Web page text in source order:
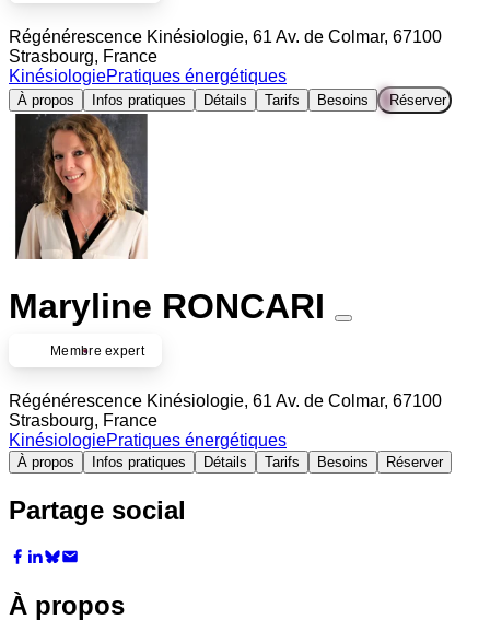
Régénérescence Kinésiologie, 61 Av. de Colmar, 67100
Strasbourg, France
KinésiologiePratiques énergétiques
À propos Infos pratiques Détails Tarifs Besoins Réserver
Maryline RONCARI
Membre expert
Régénérescence Kinésiologie, 61 Av. de Colmar, 67100
Strasbourg, France
KinésiologiePratiques énergétiques
À propos Infos pratiques Détails Tarifs Besoins Réserver
Partage social
À propos